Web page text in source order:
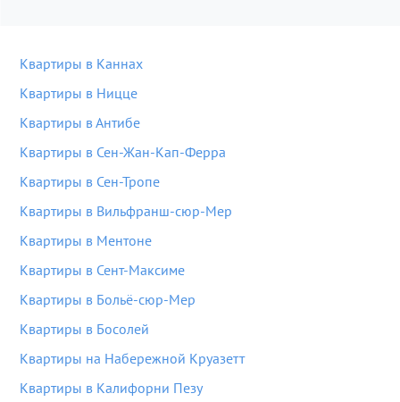
Квартиры в Каннах
Квартиры в Ницце
Квартиры в Антибе
Квартиры в Сен-Жан-Кап-Ферра
Квартиры в Сен-Тропе
Квартиры в Вильфранш-сюр-Мер
Квартиры в Ментоне
Квартиры в Сент-Максиме
Квартиры в Больё-сюр-Мер
Квартиры в Босолей
Квартиры на Набережной Круазетт
Квартиры в Калифорни Пезу